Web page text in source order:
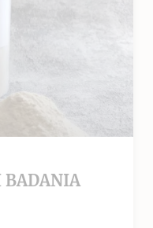
BADANIA